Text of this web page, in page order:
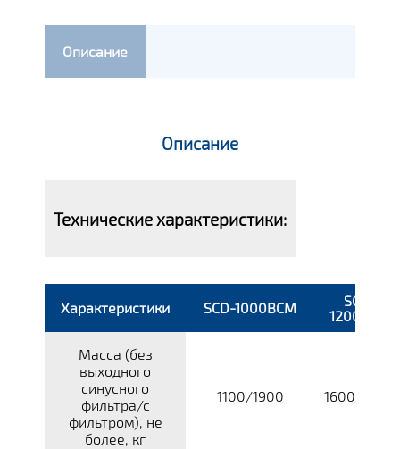
Описание
Описание
Технические характеристики:
Характеристики SCD-1000BCM
SCD-
1200BCM
Масса (без
выходного
синусного
фильтра/с
фильтром), не
более, кг
1100/1900 1600/2700